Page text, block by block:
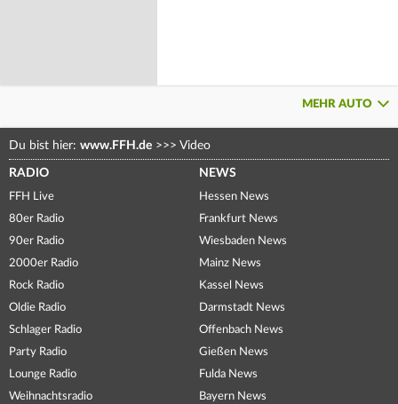
MEHR AUTO
Du bist hier: www.FFH.de >>> Video
RADIO
FFH Live
80er Radio
90er Radio
2000er Radio
Rock Radio
Oldie Radio
Schlager Radio
Party Radio
Lounge Radio
Weihnachtsradio
NEWS
Hessen News
Frankfurt News
Wiesbaden News
Mainz News
Kassel News
Darmstadt News
Offenbach News
Gießen News
Fulda News
Bayern News